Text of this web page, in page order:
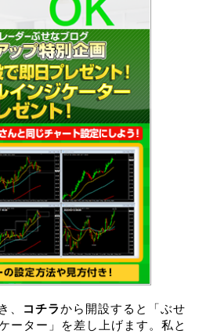
、 コチラから開設すると「ぶせ
ーター」を差し上げます。私と